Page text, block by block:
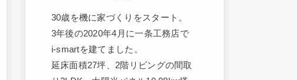
30歳を機に家づくりをスタート。
3年後の2020年4月に一条工務店で
i-smartを建てました。
延床面積27坪、2階リビングの間取